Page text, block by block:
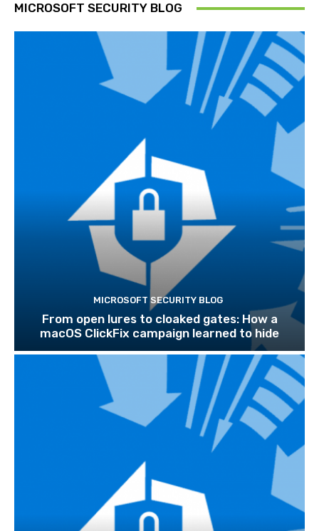
MICROSOFT SECURITY BLOG
MICROSOFT SECURITY BLOG
From open lures to cloaked gates: How a
macOS ClickFix campaign learned to hide